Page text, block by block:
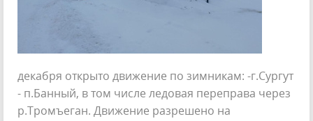
декабря открыто движение по зимникам: -г.Сургут
- п.Банный, в том числе ледовая переправа через
р.Тромъеган. Движение разрешено на